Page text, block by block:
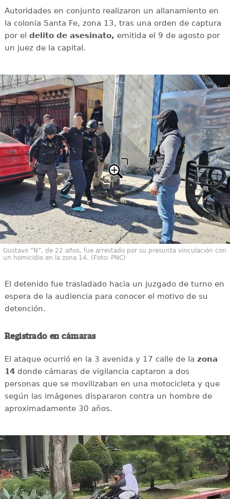
Autoridades en conjunto realizaron un allanamiento en
la colonia Santa Fe, zona 13, tras una orden de captura
por el delito de asesinato, emitida el 9 de agosto por
un juez de la capital.
Gustavo “N”, de 22 años, fue arrestado por su presunta vinculación con
un homicidio en la zona 14. (Foto: PNC)
El detenido fue trasladado hacia un juzgado de turno en
espera de la audiencia para conocer el motivo de su
detención.
Registrado en cámaras
El ataque ocurrió en la 3 avenida y 17 calle de la zona
14donde cámaras de vigilancia captaron a dos
personas que se movilizaban en una motocicleta y que
según las imágenes dispararon contra un hombre de
aproximadamente 30 años.